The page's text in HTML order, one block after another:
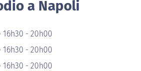
a Napoli
- 20h00
- 20h00
- 20h00